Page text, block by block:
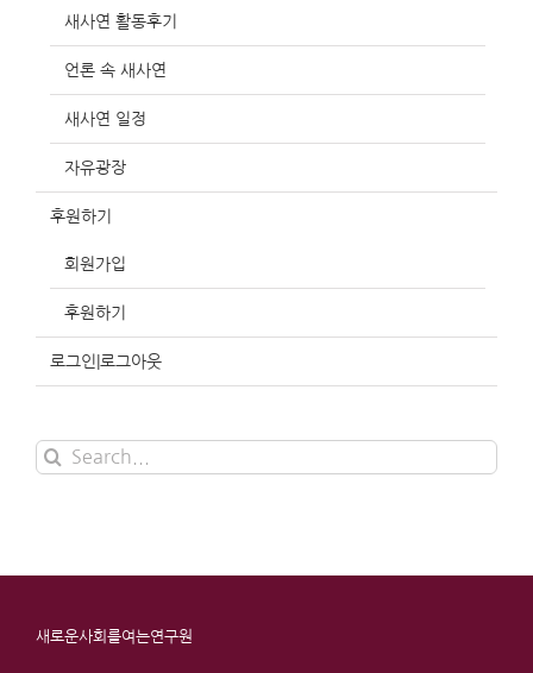
새사연 활동후기
언론 속 새사연
새사연 일정
자유광장
후원하기
회원가입
후원하기
로그인|로그아웃
Search
for:
새로운사회를여는연구원